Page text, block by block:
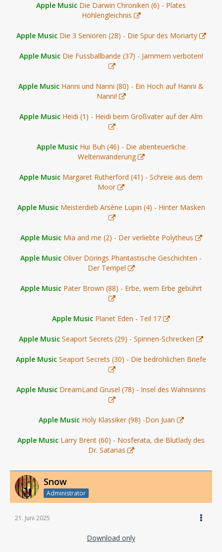
Apple Music Die Darwin Chroniken (6) - Plates
Höhlengleichnis
Apple Music Die 3 Senioren (28) - Die Spur des Moriarty
Apple Music Die Fussballbande (37) - Jammern verboten!
Apple Music Hanni und Nanni (80) - Ein Hoch auf Hanni &
Nanni!
Apple Music Heidi (1) - Heidi beim Großvater auf der Alm
Apple Music Hui Buh (46) - Die abenteuerliche
Weltenwanderung
Apple Music Margaret Rutherford (41) - Schreie aus dem
Moor
Apple Music Meisterdieb Arsène Lupin (4) - Hinter Masken
Apple Music Mia and me (2) - Der verliebte Polytheus
Apple Music Oliver Dörings Phantastische Geschichten -
Der Tempel
Apple Music Pater Brown (88) - Erbe, wem Erbe gebührt
Apple Music Planet Eden - Teil 17
Apple Music Seaport Secrets (29) - Spinnen-Schrecken
Apple Music Seaport Secrets (30) - Die bedrohlichen Briefe
Apple Music DreamLand Grusel (78) - Insel des Wahnsinns
Apple Music Holy Klassiker (98) -Don Juan
Apple Music Larry Brent (60) - Nosferata, die Blutlady des
Dr. Satanas
Snow
Administrator
21. Juni 2025
Download only